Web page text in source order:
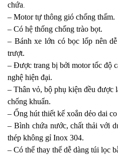
chứa.
– Motor tự thông gió chống thấm.
– Có hệ thống chống trào bọt.
– Bánh xe lớn có bọc lốp nên
trượt.
– Được trang bị bởi motor tốc độ
nghệ hiện đại.
– Thân vỏ, bộ phụ kiện đều được
chống khuẩn.
– Ống hút thiết kế xoắn dẻo dai
– Bình chứa nước, chất thải với
thép không gỉ Inox 304.
– Có thể thay thế dễ dàng túi lọc